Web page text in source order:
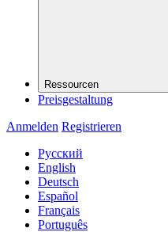
Ressourcen
Preisgestaltung
Anmelden Registrieren
Русский
English
Deutsch
Español
Français
Português